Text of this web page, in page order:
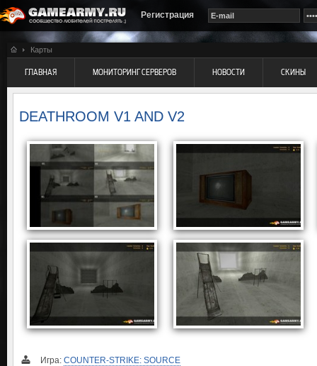
Регистрация
Карты
ГЛАВНАЯ МОНИТОРИНГ СЕРВЕРОВ НОВОСТИ СКИНЫ
DEATHROOM V1 AND V2
Игра: COUNTER-STRIKE: SOURCE